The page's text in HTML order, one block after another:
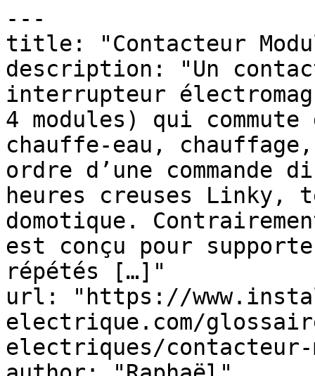
---
title: "Contacteur
description: "Un
interrupteur
4 modules) qui
chauffe-eau,
ordre d’une
heures creuses Linky,
domotique.
est conçu pour
répétés […]"
url: "https://
electrique.com/
electriques/